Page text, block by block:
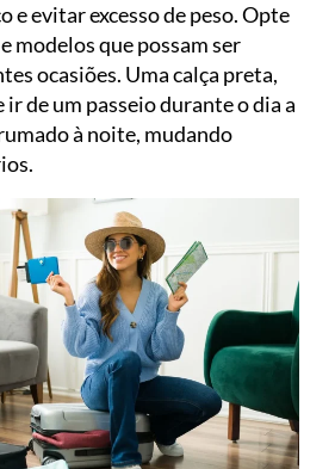
e evitar excesso de peso. Opte
modelos que possam ser
ocasiões. Uma calça preta,
ir de um passeio durante o dia a
à noite, mudando